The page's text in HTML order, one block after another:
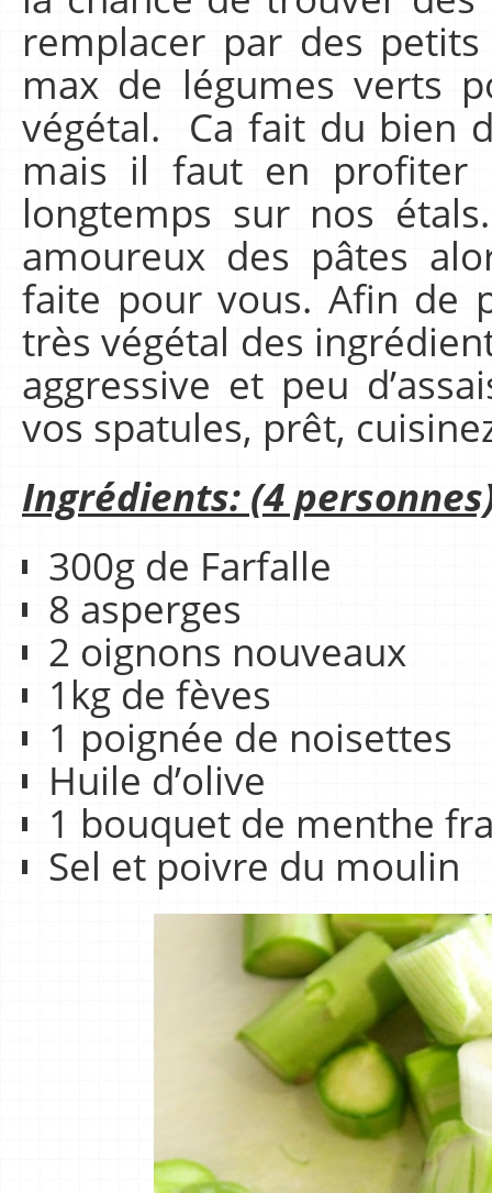
remplacer par des petits
max de légumes verts
végétal. Ca fait du bien
mais il faut en profiter
longtemps sur nos
amoureux des pâtes
faite pour vous. Afin de
très végétal des
aggressive et peu
vos spatules, prêt,
Ingrédients: (4
300g de Farfalle
8 asperges
2 oignons nouveaux
1kg de fèves
1 poignée de noisettes
Huile d’olive
1 bouquet de menthe
Sel et poivre du moulin